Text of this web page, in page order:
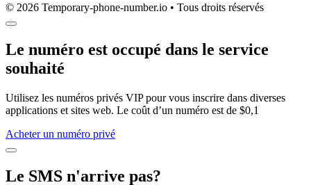
© 2026 Temporary-phone-number.io • Tous droits réservés
Le numéro est occupé dans le service
souhaité
Utilisez les numéros privés VIP pour vous inscrire dans diverses
applications et sites web. Le coût d’un numéro est de $0,1
Acheter un numéro privé
Le SMS n'arrive pas?